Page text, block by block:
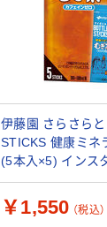
伊藤園 さらさら
STICKS 健康ミネ
(5本入×5) インス
￥1,550 （税込）